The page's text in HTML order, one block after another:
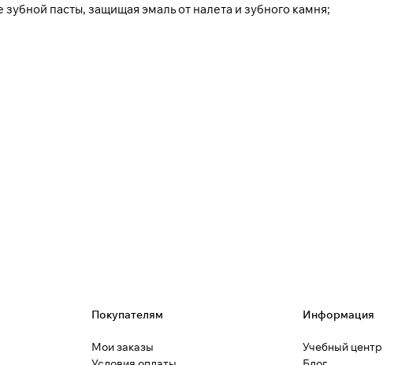
пасты, защищая эмаль от налета и зубного камня;
Покупателям
Мои заказы
Информация
Учебный центр